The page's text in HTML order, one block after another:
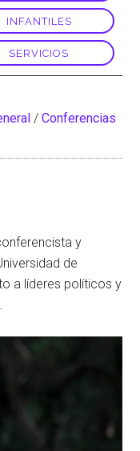
INFANTILES
SERVICIOS
/ Conferencias
y
de
a líderes políticos y